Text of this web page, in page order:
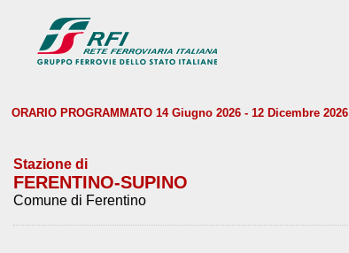
ORARIO PROGRAMMATO 14 Giugno 2026 - 12 Dicembre 2026
Stazione di
FERENTINO-SUPINO
Comune di Ferentino